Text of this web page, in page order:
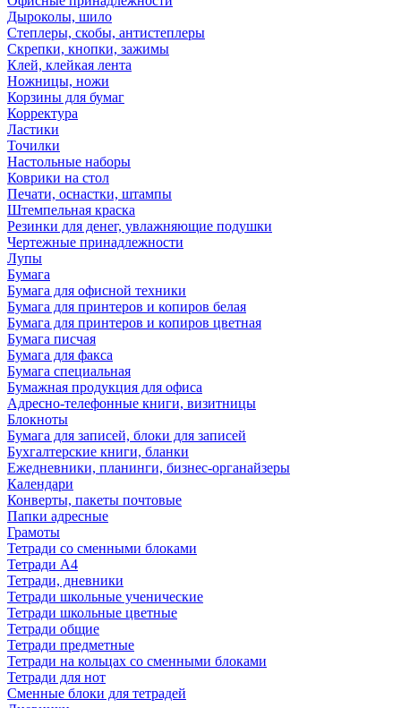
Дыроколы, шило
Степлеры, скобы, антистеплеры
Скрепки, кнопки, зажимы
Клей, клейкая лента
Ножницы, ножи
Корзины для бумаг
Корректура
Ластики
Точилки
Настольные наборы
Коврики на стол
Печати, оснастки, штампы
Штемпельная краска
Резинки для денег, увлажняющие подушки
Чертежные принадлежности
Лупы
Бумага
Бумага для офисной техники
Бумага для принтеров и копиров белая
Бумага для принтеров и копиров цветная
Бумага писчая
Бумага для факса
Бумага специальная
Бумажная продукция для офиса
Адресно-телефонные книги, визитницы
Блокноты
Бумага для записей, блоки для записей
Бухгалтерские книги, бланки
Ежедневники, планинги, бизнес-органайзеры
Календари
Конверты, пакеты почтовые
Папки адресные
Грамоты
Тетради со сменными блоками
Тетради А4
Тетради, дневники
Тетради школьные ученические
Тетради школьные цветные
Тетради общие
Тетради предметные
Тетради на кольцах со сменными блоками
Тетради для нот
Сменные блоки для тетрадей